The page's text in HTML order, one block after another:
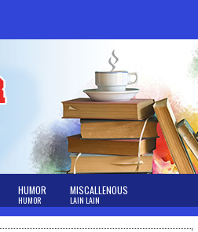
HUMOR
HUMOR
MISCALLENOUS
LAIN LAIN